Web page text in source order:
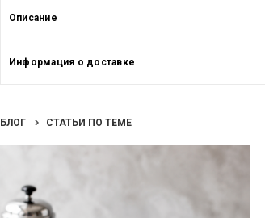
Описание
Информация о доставке
БЛОГ СТАТЬИ ПО ТЕМЕ